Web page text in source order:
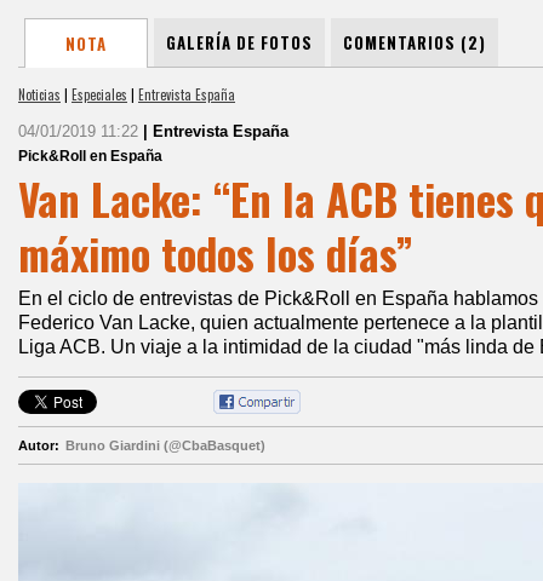
NOTA GALERÍA DE FOTOS COMENTARIOS (2)
Noticias | Especiales | Entrevista España
04/01/2019 11:22 | Entrevista España
Pick&Roll en España
Van Lacke: “En la ACB tienes
máximo todos los días”
En el ciclo de entrevistas de Pick&Roll en España
Federico Van Lacke, quien actualmente pertenece a la
Liga ACB. Un​ viaje a la intimidad de la ciudad "más linda de
Autor: Bruno Giardini (@CbaBasquet)